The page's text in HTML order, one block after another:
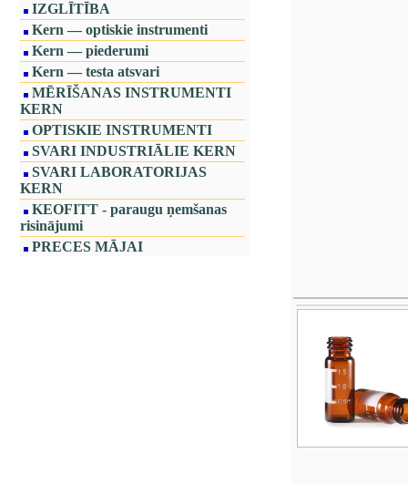
IZGLĪTĪBA
Kern — optiskie instrumenti
Kern — piederumi
Kern — testa atsvari
MĒRĪŠANAS INSTRUMENTI
KERN
OPTISKIE INSTRUMENTI
SVARI INDUSTRIĀLIE KERN
SVARI LABORATORIJAS
KERN
KEOFITT - paraugu ņemšanas
risinājumi
PRECES MĀJAI